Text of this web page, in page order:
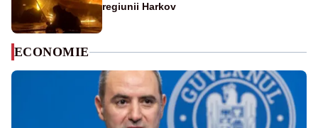
regiunii Harkov
ECONOMIE